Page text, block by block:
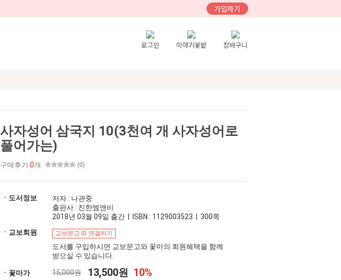
가입하기
로그인 이야기꽃밭 장바구니
사자성어 삼국지 10(3천여 개 사자성어로
풀어가는)
구매후기 0개 (0)
ㆍ도서정보
저자 : 나관중
출판사 : 진한엠앤비
2018년 03월 09일 출간 | ISBN : 1129003523 | 300쪽
ㆍ교보회원
교보문고 ID 연결하기
도서를 구입하시면 교보문고와 꽃마의 회원혜택을 함께
받으실 수 있습니다.
ㆍ꽃마가 15,000원 13,500원 10%